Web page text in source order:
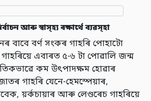
আৰু স্বাস্হ্য ৰক্ষাৰ্থে ব্যৱস্হা
বাবে বৰ্ণ সংকৰ গাহৰি পোহাটো
এবাৰত ৫-৬ টা পোৱালি জন্ম
কম উৎপাদক্ষম হোৱাৰ
গাহৰি যেনে-হেমস্পেয়াৰ,
য়ৰ্কচায়াৰ আৰু লেণ্ডৰেচ গাহৰিয়ে